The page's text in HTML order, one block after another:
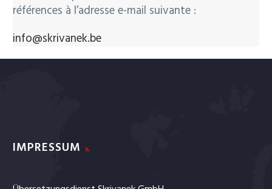
références à l’adresse e-mail suivante :
info@skrivanek.be
IMPRESSUM